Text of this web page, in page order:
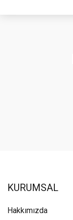
KURUMSAL
Hakkımızda